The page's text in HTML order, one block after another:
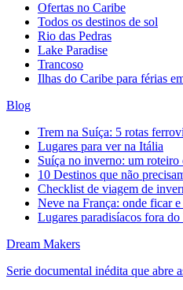
Ofertas no Caribe
Todos os destinos de sol
Rio das Pedras
Lake Paradise
Trancoso
Ilhas do Caribe para férias
Blog
Trem na Suíça: 5 rotas
Lugares para ver na Itália
Suíça no inverno: um
10 Destinos que não
Checklist de viagem de
Neve na França: onde ficar
Lugares paradisíacos fora
Dream Makers
Serie documental inédita que abre